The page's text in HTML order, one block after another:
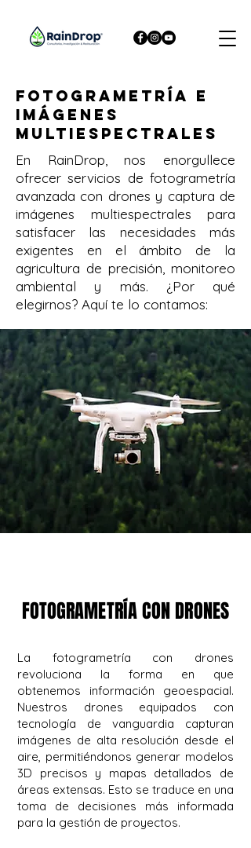
Fotogrametría e
imágenes
multiespectrales
En RainDrop, nos enorgullece
ofrecer servicios de fotogrametría
avanzada con drones y captura de
imágenes multiespectrales para
satisfacer las necesidades más
exigentes en el ámbito de la
agricultura de precisión, monitoreo
ambiental y más. ¿Por qué
elegirnos? Aquí te lo contamos:
FOTOGRAMETRÍA CON DRONES
FOTOGRAMETRÍA CON DRONES
La fotogrametría con drones
revoluciona la forma en que
obtenemos información geoespacial.
Nuestros drones equipados con
tecnología de vanguardia capturan
imágenes de alta resolución desde el
aire, permitiéndonos generar modelos
3D precisos y mapas detallados de
áreas extensas. Esto se traduce en una
toma de decisiones más informada
para la gestión de proyectos.